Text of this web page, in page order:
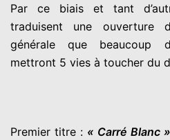
Par ce biais et tant
traduisent une ouverture
générale que beaucoup
mettront 5 vies à toucher du
Premier titre : « Carré Blanc »